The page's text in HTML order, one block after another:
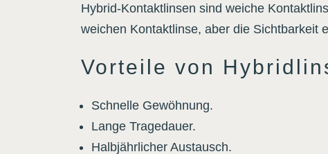
Hybrid-Kontaktlinsen sind weiche
weichen Kontaktlinse, aber die Sichtbarkeit
Vorteile von
Schnelle Gewöhnung.
Lange Tragedauer.
Halbjährlicher Austausch.